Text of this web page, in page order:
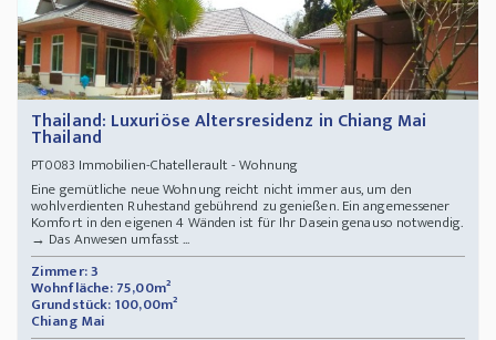
Thailand: Luxuriöse Altersresidenz in Chiang Mai
Thailand
PT0083 Immobilien-Chatellerault - Wohnung
Eine gemütliche neue Wohnung reicht nicht immer aus, um den
wohlverdienten Ruhestand gebührend zu genießen. Ein angemessener
Komfort in den eigenen 4 Wänden ist für Ihr Dasein genauso notwendig.
→ Das Anwesen umfasst ...
Zimmer: 3
Wohnfläche: 75,00m²
Grundstück: 100,00m²
Chiang Mai